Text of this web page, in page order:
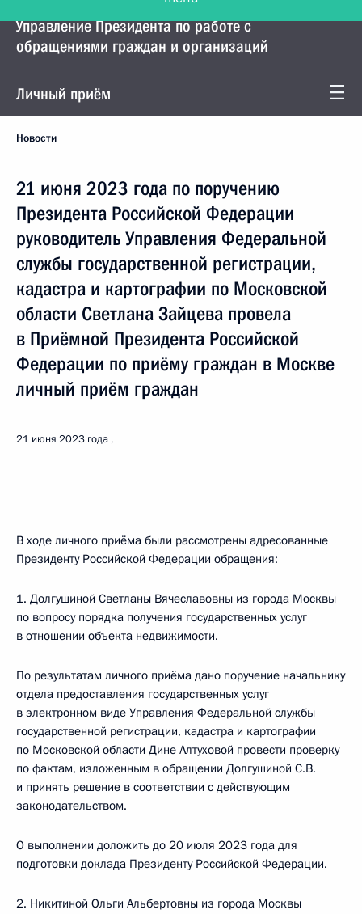
Управление Президента по работе с
обращениями граждан и организаций
Личный приём
Новости
21 июня 2023 года по поручению
Президента Российской Федерации
руководитель Управления Федеральной
службы государственной регистрации,
кадастра и картографии по Московской
области Светлана Зайцева провела
в Приёмной Президента Российской
Федерации по приёму граждан в Москве
личный приём граждан
21 июня 2023 года
В ходе личного приёма были рассмотрены адресованные
Президенту Российской Федерации обращения:
1. Долгушиной Светланы Вячеславовны из города Москвы
по вопросу порядка получения государственных услуг
в отношении объекта недвижимости.
По результатам личного приёма дано поручение начальнику
отдела предоставления государственных услуг
в электронном виде Управления Федеральной службы
государственной регистрации, кадастра и картографии
по Московской области Дине Алтуховой провести проверку
по фактам, изложенным в обращении Долгушиной С.В.
и принять решение в соответствии с действующим
законодательством.
О выполнении доложить до 20 июля 2023 года для
подготовки доклада Президенту Российской Федерации.
2. Никитиной Ольги Альбертовны из города Москвы